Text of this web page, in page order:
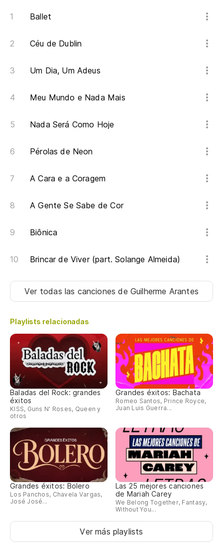
Ballet
Céu de Dublin
Um Dia, Um Adeus
Meu Mundo e Nada Mais
Nada Será Como Hoje
Pérolas de Neon
A Cara e a Coragem
A Gente Se Sabe de Cor
Biônica
Brincar de Viver (part. Solange Almeida)
Ver todas las cancionesde Guilherme Arantes
Playlists relacionadas
Baladas del Rock: grandes
éxitos
KISS, Guns N' Roses, Queen y
otros
Grandes éxitos: Bachata
Romeo Santos, Prince Royce,
Juan Luis Guerra...
Grandes éxitos: Bolero
Los Panchos, Chavela Vargas,
José José...
Las 25 mejores canciones
de Mariah Carey
We Belong Together, Fantasy,
Without You...
Ver más playlists